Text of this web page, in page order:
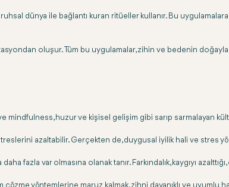
dünya ile bağlantı kuran ritüeller kullanır. Bu
oluşur. Tüm bu uygulamalar, zihin ve bedenin
mindfulness, huzur ve kişisel gelişim gibi sarıp sarmalayan
azaltabilir. Gerçekten de, duygusal iyilik hali ve stres
fazla var olmasına olanak tanır. Farkındalık, kaygıyı